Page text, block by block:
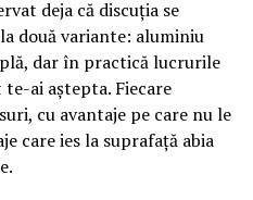
deja că discuția se
două variante: aluminiu
dar în practică lucrurile
ai aștepta. Fiecare
cu avantaje pe care nu le
care ies la suprafață abia